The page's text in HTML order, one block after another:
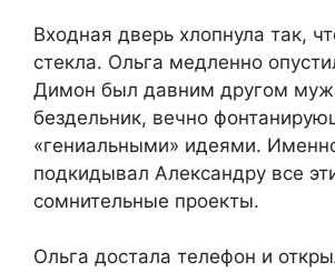
Входная дверь хлопнула так,
стекла. Ольга медленно
Димон был давним другом
бездельник, вечно
«гениальными» идеями.
подкидывал Александру все
сомнительные проекты.
Ольга достала телефон и